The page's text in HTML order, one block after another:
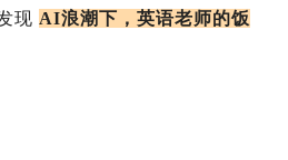
现 AI浪潮下，英语老师的饭